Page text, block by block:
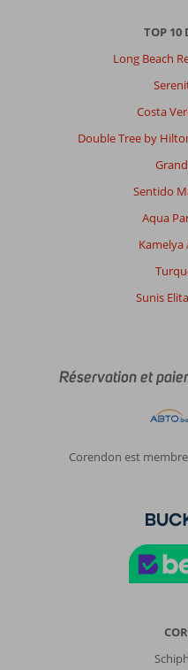
TOP 10
Long Beach
Costa
Double Tree by
Sentido
Aqua
Kamelya
Sunis
Réservation et
Corendon est